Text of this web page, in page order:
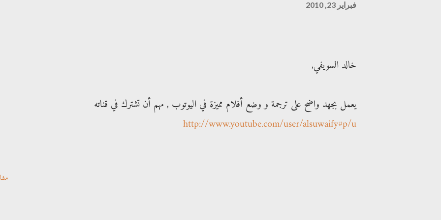
فبراير 23, 2010
خالد السويفي,
يعمل بجهد واضح على ترجمة و وضع أفلام مميزة في اليوتوب , مهم أن تشترك في قناته
http://www.youtube.com/user/alsuwaify#p/u